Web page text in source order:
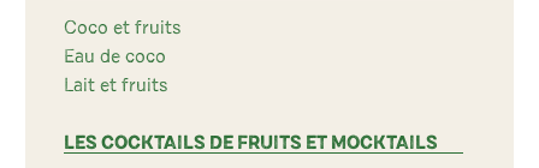
Coco et fruits
Eau de coco
Lait et fruits
LES COCKTAILS DE FRUITS ET MOCKTAILS